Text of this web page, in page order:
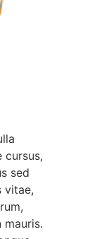
cursus,
sed
vitae,
mauris.